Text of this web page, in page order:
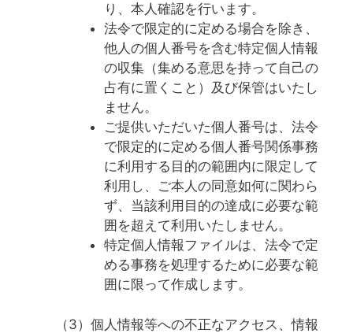
り、本人確認を行います。
法令で限定的に定める場合を除き、
他人の個人番号を含む特定個人情報
の収集（集める意思を持って自己の
占有に置くこと）及び保管はいたし
ません。
ご提供いただいた個人番号は、法令
で限定的に定める個人番号関係事務
に利用する目的の範囲内に限定して
利用し、ご本人の同意如何に関わら
ず、当該利用目的の達成に必要な範
囲を超えて利用いたしません。
特定個人情報ファイルは、法令で定
める事務を処理するために必要な範
囲に限って作成します。
（3）個人情報等への不正なアクセス、情報